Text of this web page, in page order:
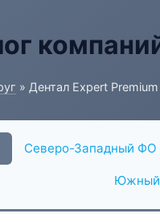
» Дентал Expert Premium
Северо-Западный ФО